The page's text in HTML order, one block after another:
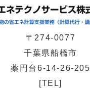
〒274-0077
千葉県船橋市
薬円台6-14-26-205
[TEL]